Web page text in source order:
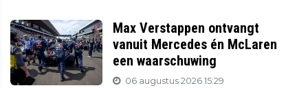
Max Verstappen ontvangt
vanuit Mercedes én McLaren
een waarschuwing
06 augustus 2026 15:29